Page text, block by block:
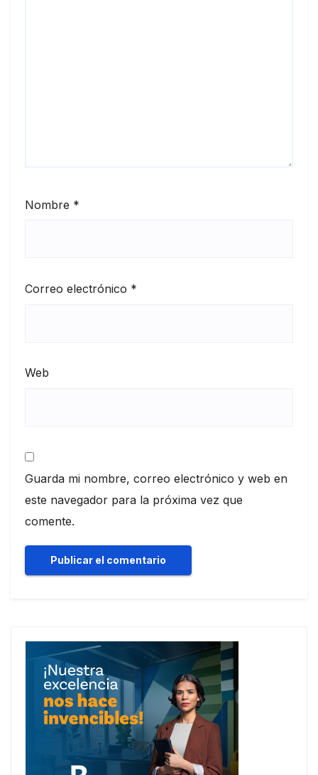
Nombre *
Correo electrónico *
Web
Guarda mi nombre, correo electrónico y web en
este navegador para la próxima vez que
comente.